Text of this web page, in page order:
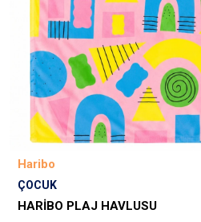
Haribo
ÇOCUK
HARIBO PLAJ HAVLUSU
JJXX
Puma
Tuğba
Converse
Benetton
Jack & Jones
Gap
Koton